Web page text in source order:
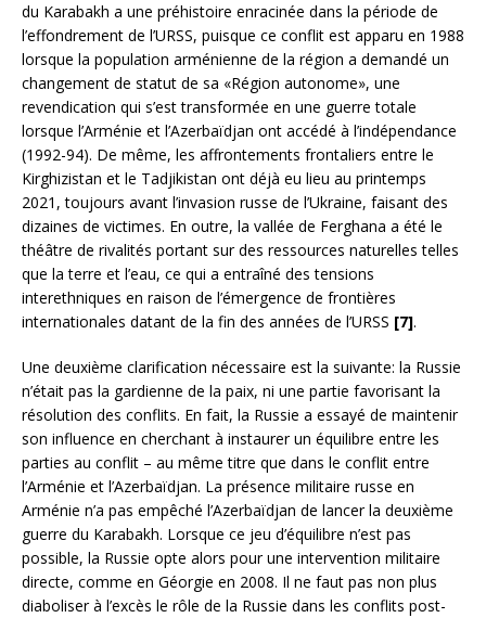
du Karabakh a une préhistoire enracinée dans la période de
l’effondrement de l’URSS, puisque ce conflit est apparu en 1988
lorsque la population arménienne de la région a demandé un
changement de statut de sa «Région autonome», une
revendication qui s’est transformée en une guerre totale
lorsque l’Arménie et l’Azerbaïdjan ont accédé à l’indépendance
(1992-94). De même, les affrontements frontaliers entre le
Kirghizistan et le Tadjikistan ont déjà eu lieu au printemps
2021, toujours avant l’invasion russe de l’Ukraine, faisant des
dizaines de victimes. En outre, la vallée de Ferghana a été le
théâtre de rivalités portant sur des ressources naturelles telles
que la terre et l’eau, ce qui a entraîné des tensions
interethniques en raison de l’émergence de frontières
internationales datant de la fin des années de l’URSS [7].
Une deuxième clarification nécessaire est la suivante: la Russie
n’était pas la gardienne de la paix, ni une partie favorisant la
résolution des conflits. En fait, la Russie a essayé de maintenir
son influence en cherchant à instaurer un équilibre entre les
parties au conflit – au même titre que dans le conflit entre
l’Arménie et l’Azerbaïdjan. La présence militaire russe en
Arménie n’a pas empêché l’Azerbaïdjan de lancer la deuxième
guerre du Karabakh. Lorsque ce jeu d’équilibre n’est pas
possible, la Russie opte alors pour une intervention militaire
directe, comme en Géorgie en 2008. Il ne faut pas non plus
diaboliser à l’excès le rôle de la Russie dans les conflits post-